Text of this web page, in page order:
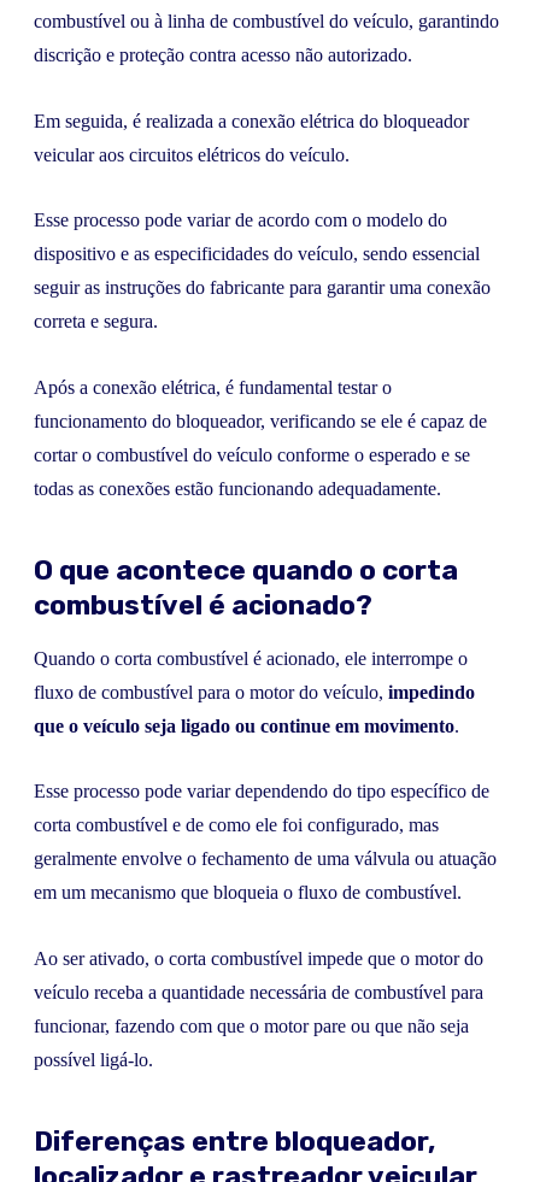
combustível ou à linha de combustível do veículo, garantindo
discrição e proteção contra acesso não autorizado.
Em seguida, é realizada a conexão elétrica do bloqueador
veicular aos circuitos elétricos do veículo.
Esse processo pode variar de acordo com o modelo do
dispositivo e as especificidades do veículo, sendo essencial
seguir as instruções do fabricante para garantir uma conexão
correta e segura.
Após a conexão elétrica, é fundamental testar o
funcionamento do bloqueador, verificando se ele é capaz de
cortar o combustível do veículo conforme o esperado e se
todas as conexões estão funcionando adequadamente.
O que acontece quando o corta
combustível é acionado?
Quando o corta combustível é acionado, ele interrompe o
fluxo de combustível para o motor do veículo, impedindo
que o veículo seja ligado ou continue em movimento.
Esse processo pode variar dependendo do tipo específico de
corta combustível e de como ele foi configurado, mas
geralmente envolve o fechamento de uma válvula ou atuação
em um mecanismo que bloqueia o fluxo de combustível.
Ao ser ativado, o corta combustível impede que o motor do
veículo receba a quantidade necessária de combustível para
funcionar, fazendo com que o motor pare ou que não seja
possível ligá-lo.
Diferenças entre bloqueador,